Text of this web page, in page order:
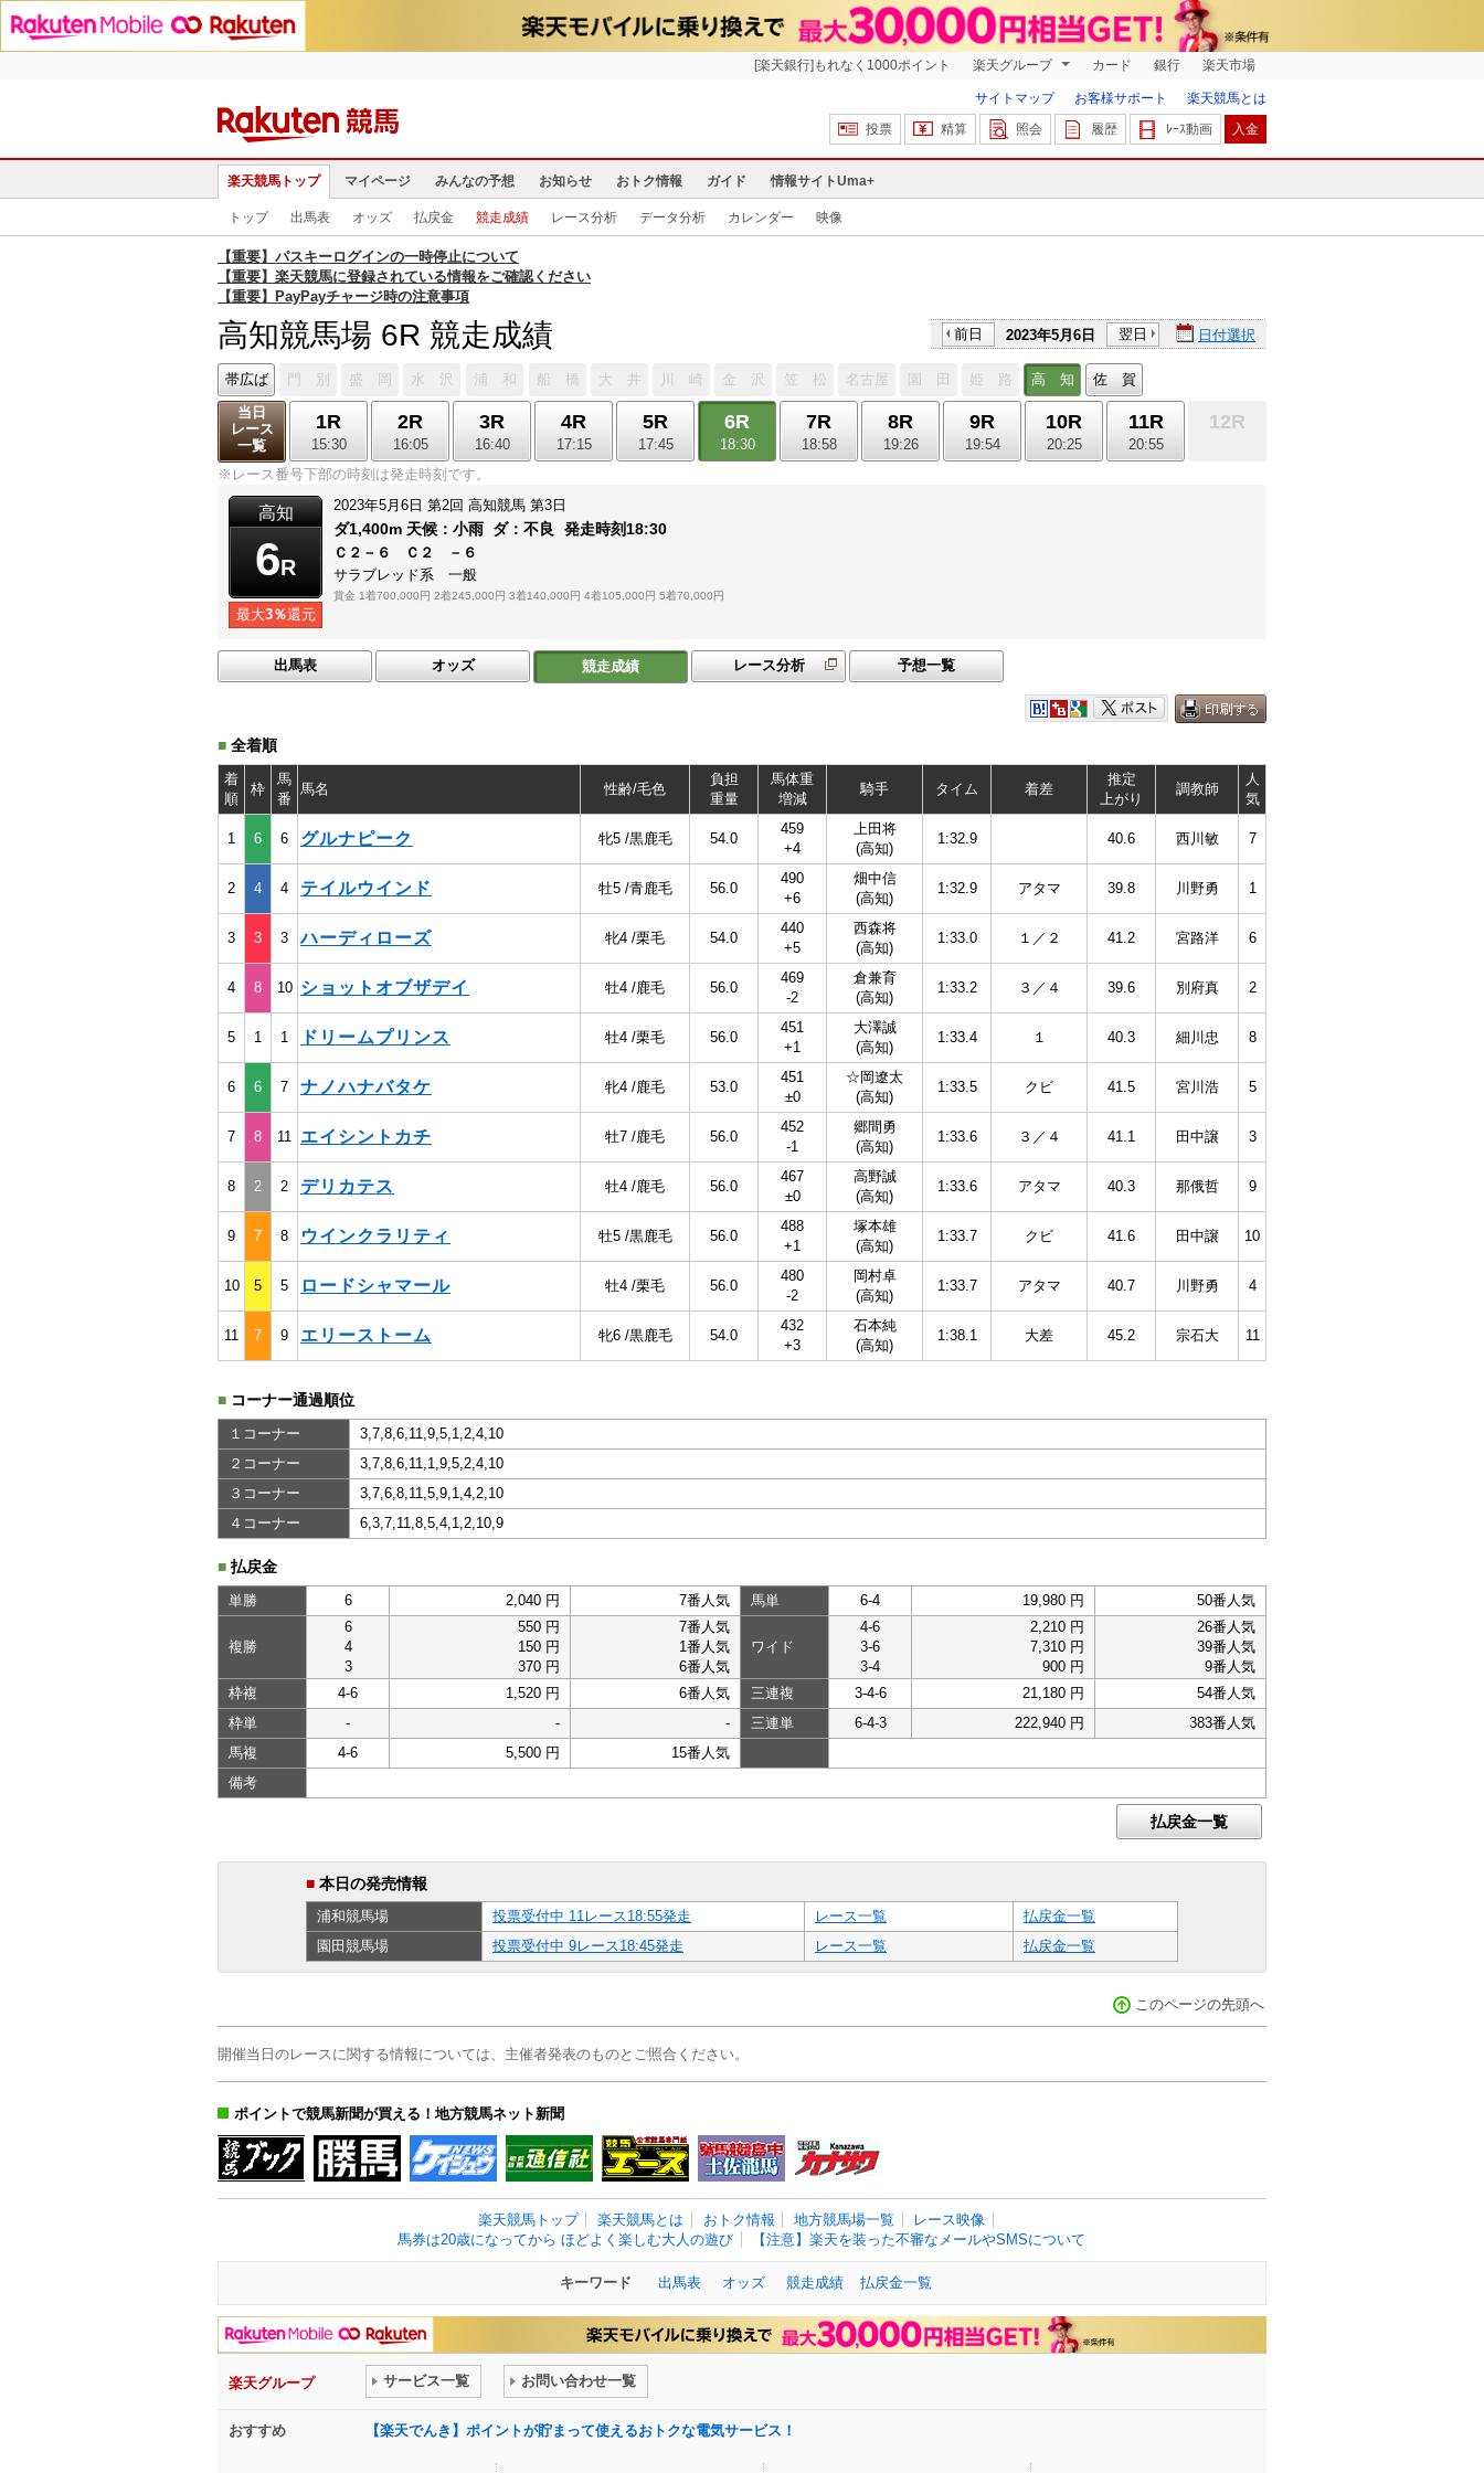
[楽天銀行]もれなく1000ポイント 楽天グループ カード 銀行 楽天市場
サイトマップ お客様サポート
楽天競馬とは
投票
精算 照会 履歴 ﾚｰｽ動画 入金
楽天競馬トップ マイページ みんなの予想 お知らせ おトク情報 ガイド 情報サイトUma+
トップ 出馬表 オッズ 払戻金 競走成績 レース分析 データ分析 カレンダー 映像
【重要】パスキーログインの一時停止について
【重要】楽天競馬に登録されている情報をご確認ください
【重要】PayPayチャージ時の注意事項
高知競馬場 6R 競走成績 前日 2023年5月6日 翌日 日付選択
帯広ば 門 別 盛 岡 水 沢 浦 和 船 橋 大 井 川 崎 金 沢 笠 松 名古屋 園 田 姫 路 高 知
佐 賀
当日
レース
一覧
1R
15:30
2R
16:05
3R
16:40
4R
17:15
5R
17:45
6R
18:30
7R
18:58
8R
19:26
9R
19:54
10R
20:25
11R
20:55
12R
※レース番号下部の時刻は発走時刻です。
高知
6R
最大3％還元
2023年5月6日 第2回 高知競馬 第3日
ダ1,400m 天候： 小雨 ダ：不良 発走時刻18:30
Ｃ２－６ Ｃ２ －６
サラブレッド系 一般
賞金 1着700,000円 2着245,000円 3着140,000円 4着105,000円 5着70,000円
出馬表 オッズ 競走成績 レース分析 予想一覧
■ 全着順
着
順
枠
馬
番
馬名 性齢/毛色
負担
重量
馬体重
増減
騎手 タイム 着差
推定
上がり
調教師
人
気
1 6 6 グルナピーク 牝5 /黒鹿毛 54.0
459
+4
上田将
(高知)
1:32.9 40.6 西川敏 7
2 4 4 テイルウインド 牡5 /青鹿毛 56.0
490
+6
畑中信
(高知)
1:32.9 アタマ 39.8 川野勇 1
3 3 3 ハーディローズ 牝4 /栗毛 54.0
440
+5
西森将
(高知)
1:33.0 １／２ 41.2 宮路洋 6
4 8 10 ショットオブザデイ 牡4 /鹿毛 56.0
469
-2
倉兼育
(高知)
1:33.2 ３／４ 39.6 別府真 2
5 1 1 ドリームプリンス 牡4 /栗毛 56.0
451
+1
大澤誠
(高知)
1:33.4 １ 40.3 細川忠 8
6 6 7 ナノハナバタケ 牝4 /鹿毛 53.0
451
±0
☆岡遼太
(高知)
1:33.5 クビ 41.5 宮川浩 5
7 8 11 エイシントカチ 牡7 /鹿毛 56.0
452
-1
郷間勇
(高知)
1:33.6 ３／４ 41.1 田中譲 3
8 2 2 デリカテス 牡4 /鹿毛 56.0
467
±0
高野誠
(高知)
1:33.6 アタマ 40.3 那俄哲 9
9 7 8 ウインクラリティ 牡5 /黒鹿毛 56.0
488
+1
塚本雄
(高知)
1:33.7 クビ 41.6 田中譲 10
10 5 5 ロードシャマール 牡4 /栗毛 56.0
480
-2
岡村卓
(高知)
1:33.7 アタマ 40.7 川野勇 4
11 7 9 エリーストーム 牝6 /黒鹿毛 54.0
432
+3
石本純
(高知)
1:38.1 大差 45.2 宗石大 11
■ コーナー通過順位
１コーナー
3,7,8,6,11,9,5,1,2,4,10
２コーナー
3,7,8,6,11,1,9,5,2,4,10
３コーナー
3,7,6,8,11,5,9,1,4,2,10
４コーナー
6,3,7,11,8,5,4,1,2,10,9
■ 払戻金
単勝 6 2,040 円 7番人気 馬単 6-4 19,980 円 50番人気
複勝
6
4
3
550 円
150 円
370 円
7番人気
1番人気
6番人気
ワイド
4-6
3-6
3-4
2,210 円
7,310 円
900 円
26番人気
39番人気
9番人気
枠複
4-6 1,520 円 6番人気 三連複 3-4-6 21,180 円
54番人気
枠単
- - - 三連単 6-4-3 222,940 円
383番人気
馬複
4-6 5,500 円
15番人気
備考
払戻金一覧
■ 本日の発売情報
浦和競馬場 投票受付中 11レース18:55発走 レース一覧
払戻金一覧
園田競馬場 投票受付中 9レース18:45発走 レース一覧 払戻金一覧
このページの先頭へ
開催当日のレースに関する情報については、主催者発表のものとご照合ください。
ポイントで競馬新聞が買える！地方競馬ネット新聞
楽天競馬トップ 楽天競馬とは おトク情報 地方競馬場一覧
レース映像
馬券は20歳になってから ほどよく楽しむ大人の遊び
【注意】楽天を装った不審なメールやSMSについて
キーワード 出馬表 オッズ 競走成績 払戻金一覧
楽天グループ サービス一覧 お問い合わせ一覧
おすすめ 【楽天でんき】ポイントが貯まって使えるおトクな電気サービス！